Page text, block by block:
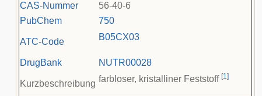
CAS-Nummer
56-40-6
PubChem
750
ATC-Code B05CX03
DrugBank NUTR00028
Kurzbeschreibung farbloser, kristalliner Feststoff [1]